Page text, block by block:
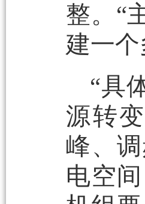
整。“
建一
“具
源转
峰、
电空